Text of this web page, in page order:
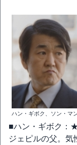
ハン・ギボク、ソン・マ
■ハン・ギボク：
ジェピルの父。気